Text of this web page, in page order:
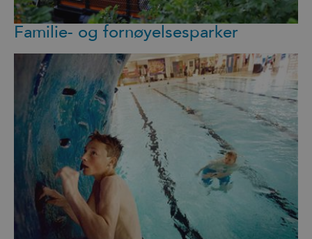
Familie- og fornøyelsesparker